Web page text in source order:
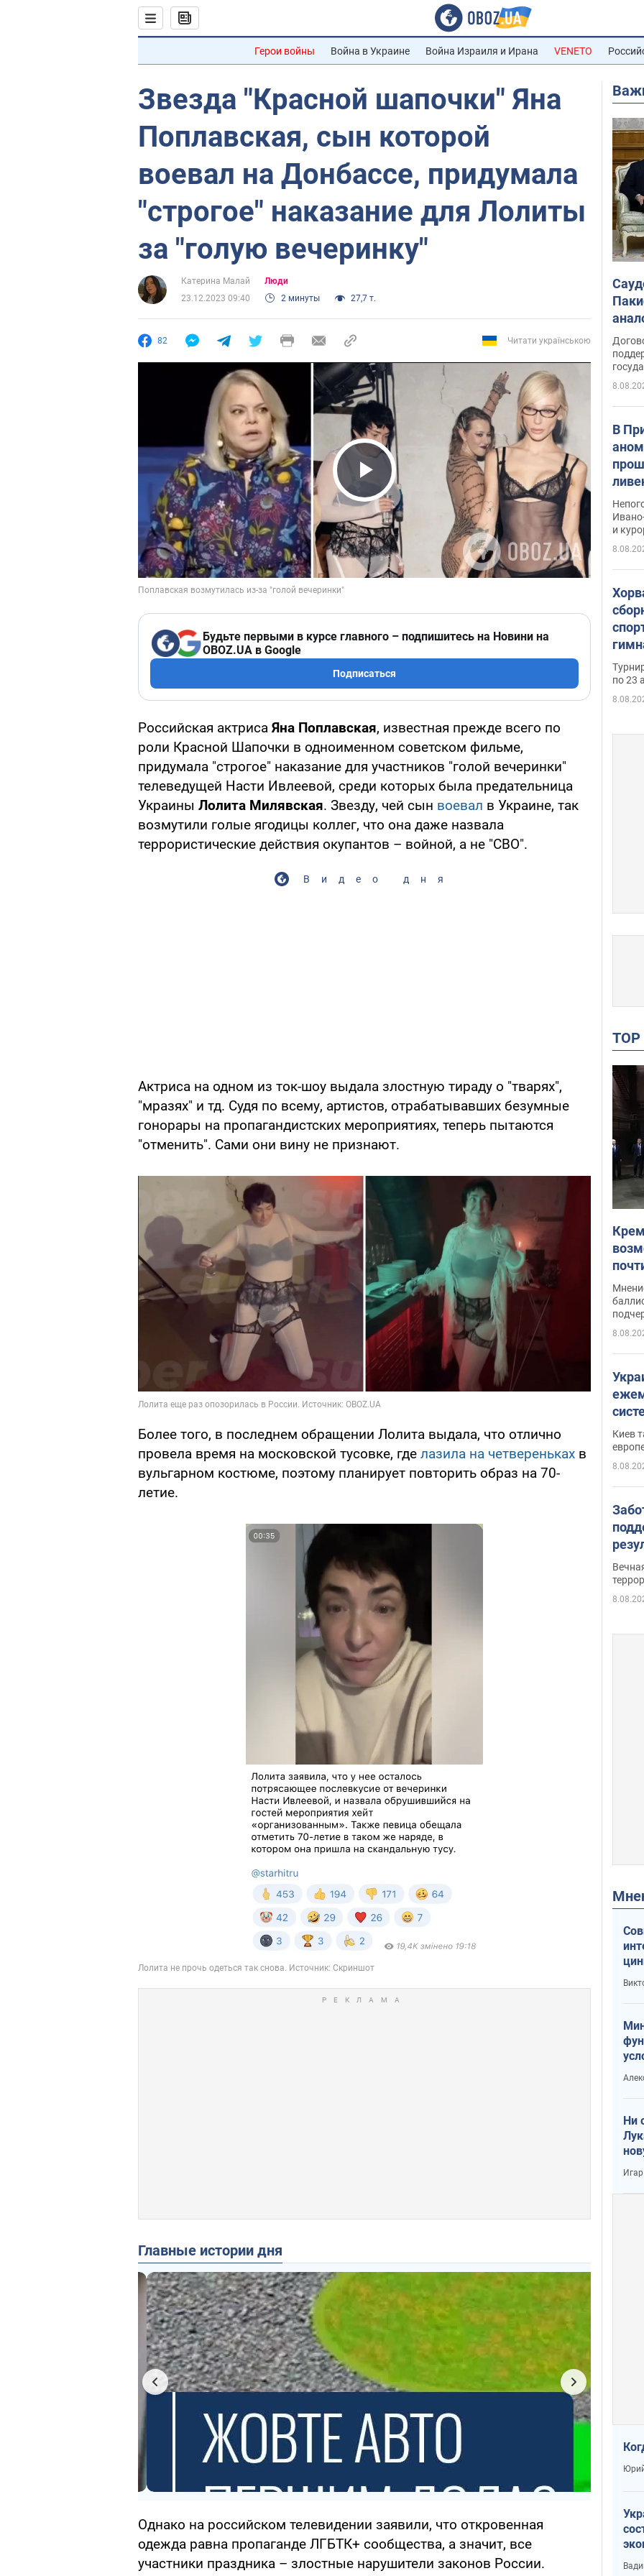
Герои войны Война в Украине Война Израиля и Ирана VENETO
Звезда "Красной шапочки" Яна
Поплавская, сын которой
воевал на Донбассе, придумала
"строгое" наказание для Лолиты
за "голую вечеринку"
Катерина Малай
Люди
23.12.2023 09:40
2 минуты 27,7 т.
82 Читати українською
Play Video
Будьте первыми в курсе главного – подпишитесь на Новини на
OBOZ.UA в Google
Подписаться
Российская актриса Яна Поплавская, известная прежде всего по
роли Красной Шапочки в одноименном советском фильме,
придумала "строгое" наказание для участников "голой вечеринки"
телеведущей Насти Ивлеевой, среди которых была предательница
Украины Лолита Милявская. Звезду, чей сын воевал в Украине, так
возмутили голые ягодицы коллег, что она даже назвала
террористические действия окупантов – войной, а не "СВО".
Видео дня
Актриса на одном из ток-шоу выдала злостную тираду о "тварях",
"мразях" и тд. Судя по всему, артистов, отрабатывавших безумные
гонорары на пропагандистских мероприятиях, теперь пытаются
"отменить". Сами они вину не признают.
Более того, в последнем обращении Лолита выдала, что отлично
провела время на московской тусовке, где лазила на четвереньках в
вульгарном костюме, поэтому планирует повторить образ на 70-
летие.
Главные истории дня
Однако на российском телевидении заявили, что откровенная
одежда равна пропаганде ЛГБТК+ сообщества, а значит, все
участники праздника – злостные нарушители законов России.
В
и
на
по 23
Киев
Ни